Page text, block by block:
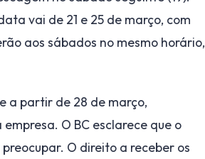
vai de 21 e 25 de março, com
aos sábados no mesmo horário,
a partir de 28 de março,
O BC esclarece que o
O direito a receber os